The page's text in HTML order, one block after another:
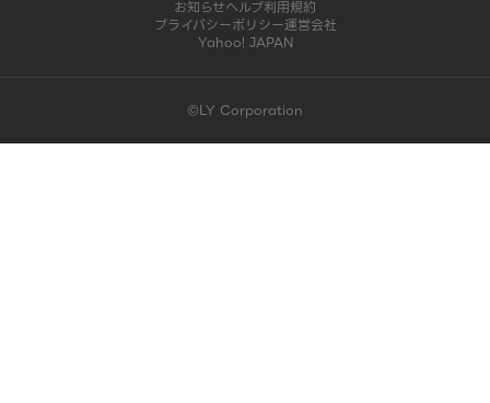
お知らせヘルプ利用規約
プライバシーポリシー運営会社
Yahoo! JAPAN
©LY Corporation
このコンテンツは掲載が終了しました | LINE占い